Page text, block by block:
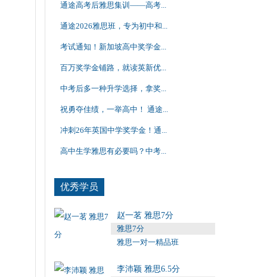
通途高考后雅思集训——高考...
通途2026雅思班，专为初中和...
考试通知！新加坡高中奖学金...
百万奖学金铺路，就读英新优...
中考后多一种升学选择，拿奖...
祝勇夺佳绩，一举高中！ 通途...
冲刺26年英国中学奖学金！通...
高中生学雅思有必要吗？中考...
优秀学员
赵一茗 雅思7分
雅思7分
雅思一对一精品班
李沛颖 雅思6.5分